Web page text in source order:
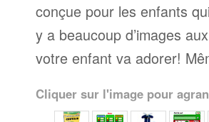
conçue pour les enfants
y a beaucoup d’images
votre enfant va adorer!
Cliquer sur l'image pour